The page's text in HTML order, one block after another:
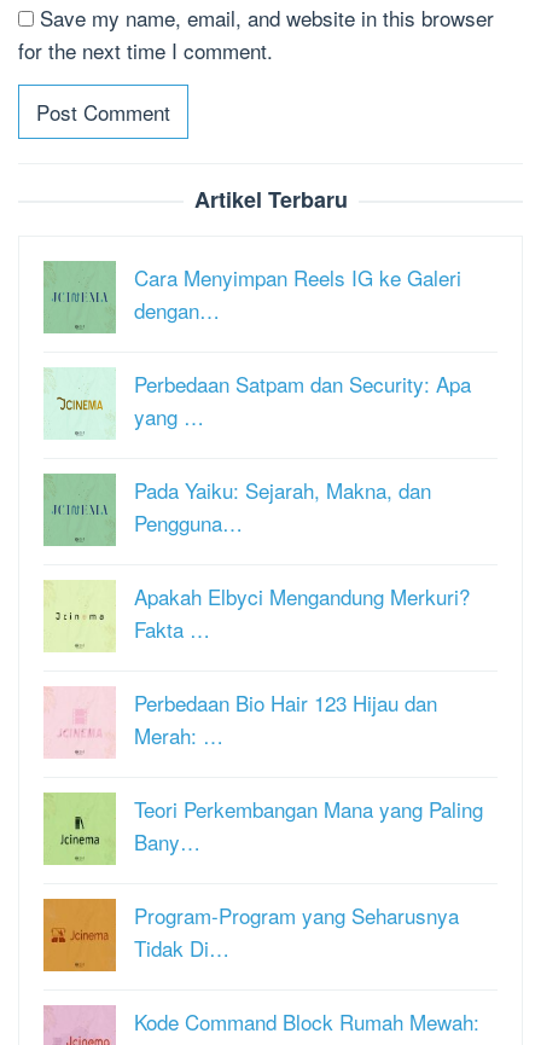
Save my name, email, and website in this browser
for the next time I comment.
Artikel Terbaru
Cara Menyimpan Reels IG ke Galeri
dengan…
Perbedaan Satpam dan Security: Apa
yang …
Pada Yaiku: Sejarah, Makna, dan
Pengguna…
Apakah Elbyci Mengandung Merkuri?
Fakta …
Perbedaan Bio Hair 123 Hijau dan
Merah: …
Teori Perkembangan Mana yang Paling
Bany…
Program-Program yang Seharusnya
Tidak Di…
Kode Command Block Rumah Mewah: